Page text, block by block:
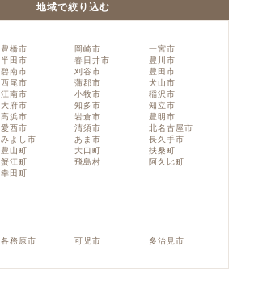
地域で絞り込む
豊橋市 岡崎市
一宮市
半田市 春日井市
豊川市
碧南市 刈谷市
豊田市
西尾市 蒲郡市
犬山市
江南市 小牧市
稲沢市
大府市 知多市
知立市
高浜市 岩倉市
豊明市
愛西市 清須市
北名古屋市
みよし市 あま市
長久手市
豊山町 大口町
扶桑町
蟹江町 飛島村
阿久比町
幸田町
各務原市 可児市
多治見市